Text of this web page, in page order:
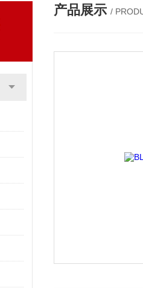
产品展示 /